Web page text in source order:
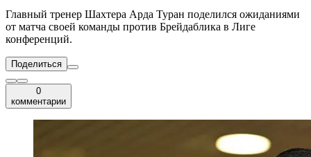
Главный тренер Шахтера Арда Туран поделился ожиданиями
от матча своей команды против Брейдаблика в Лиге
конференций.
Поделиться
0
комментарии